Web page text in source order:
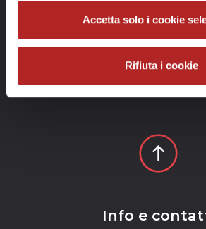
Accetta solo i cookie
Rifiuta i cookie
Info e